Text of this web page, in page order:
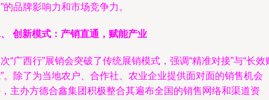
的品牌影响力和市场竞争力。
创新模式：产销直通，赋能产业
“广西行”展销会突破了传统展销模式，强调“精准对接”与“长效
。除了为当地农户、合作社、农业企业提供面对面的销售机会
主办方德合鑫集团积极整合其遍布全国的销售网络和渠道资